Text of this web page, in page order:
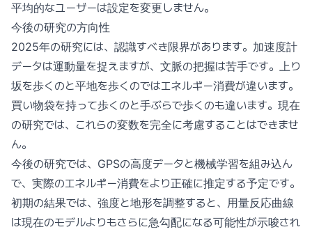
平均的なユーザーは設定を変更しません。
今後の研究の方向性
2025年の研究には、認識すべき限界があります。加速度計
データは運動量を捉えますが、文脈の把握は苦手です。上り
坂を歩くのと平地を歩くのではエネルギー消費が違います。
買い物袋を持って歩くのと手ぶらで歩くのも違います。現在
の研究では、これらの変数を完全に考慮することはできませ
ん。
今後の研究では、GPSの高度データと機械学習を組み込ん
で、実際のエネルギー消費をより正確に推定する予定です。
初期の結果では、強度と地形を調整すると、用量反応曲線
は現在のモデルよりもさらに急勾配になる可能性が示唆され